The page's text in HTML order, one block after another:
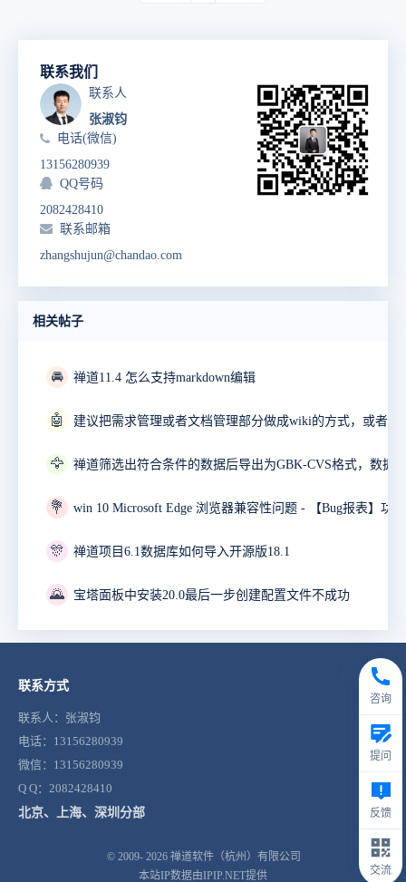
联系我们
联系人
张淑钧
电话(微信)
13156280939
QQ号码
2082428410
联系邮箱
zhangshujun@chandao.com
相关帖子
🚘 禅道11.4 怎么支持markdown编辑
🤖
🦅
💐
🎊 禅道项目6.1数据库如何导入开源版18.1
🌄 宝塔面板中安装20.0最后一步创建配置文件不成功
联系方式
联系人：张淑钧
电话：13156280939
微信：13156280939
Q Q：2082428410
北京、上海、深圳分部
© 2009- 2026 禅道软件（杭州）有限公司
本站IP数据由IPIP.NET提供
咨询
提问
反馈
交流